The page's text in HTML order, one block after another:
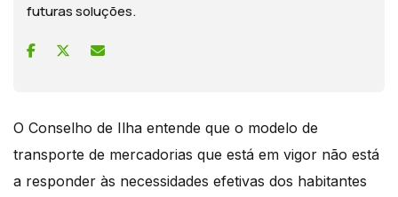
futuras soluções.
O Conselho de Ilha entende que o modelo de
transporte de mercadorias que está em vigor não está
a responder às necessidades efetivas dos habitantes